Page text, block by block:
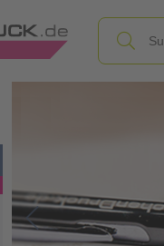
Go to Previous Slide